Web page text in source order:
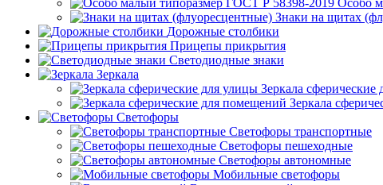
Особо
Знаки на щитах
Дорожные столбики
Прицепы прикрытия
Светодиодные знаки
Зеркала
Зеркала сферические
Зеркала
Светофоры
Светофоры транспортные
Светофоры пешеходные
Светофоры автономные
Мобильные светофоры